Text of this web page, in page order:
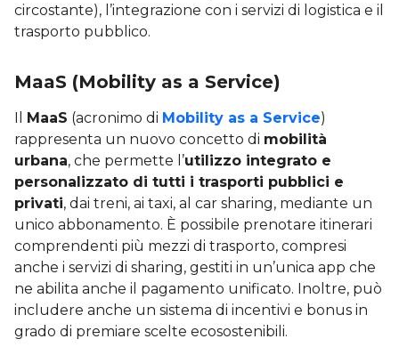
circostante), l’integrazione con i servizi di logistica e il
trasporto pubblico.
MaaS (Mobility as a Service)
Il MaaS (acronimo di Mobility as a Service)
rappresenta un nuovo concetto di mobilità
urbana, che permette l’utilizzo integrato e
personalizzato di tutti i trasporti pubblici e
privati, dai treni, ai taxi, al car sharing, mediante un
unico abbonamento. È possibile prenotare itinerari
comprendenti più mezzi di trasporto, compresi
anche i servizi di sharing, gestiti in un’unica app che
ne abilita anche il pagamento unificato. Inoltre, può
includere anche un sistema di incentivi e bonus in
grado di premiare scelte ecosostenibili.